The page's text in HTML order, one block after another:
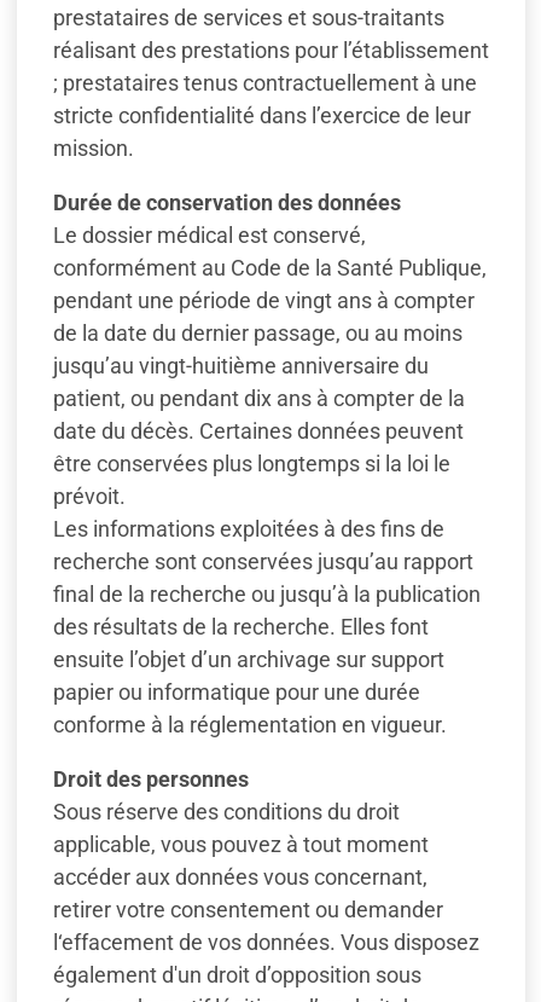
prestataires de services et sous-traitants
réalisant des prestations pour l’établissement
; prestataires tenus contractuellement à une
stricte confidentialité dans l’exercice de leur
mission.
Durée de conservation des données
Le dossier médical est conservé,
conformément au Code de la Santé Publique,
pendant une période de vingt ans à compter
de la date du dernier passage, ou au moins
jusqu’au vingt-huitième anniversaire du
patient, ou pendant dix ans à compter de la
date du décès. Certaines données peuvent
être conservées plus longtemps si la loi le
prévoit.
Les informations exploitées à des fins de
recherche sont conservées jusqu’au rapport
final de la recherche ou jusqu’à la publication
des résultats de la recherche. Elles font
ensuite l’objet d’un archivage sur support
papier ou informatique pour une durée
conforme à la réglementation en vigueur.
Droit des personnes
Sous réserve des conditions du droit
applicable, vous pouvez à tout moment
accéder aux données vous concernant,
retirer votre consentement ou demander
l‘effacement de vos données. Vous disposez
également d'un droit d’opposition sous